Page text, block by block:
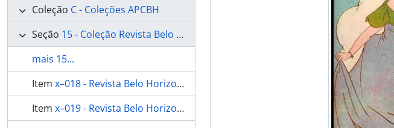
Coleção C - Coleções APCBH
Seção 15 - Coleção Revista Belo Horizonte
mais 15...
Item x–018 - Revista Belo Horizonte n.21
Item x–019 - Revista Belo Horizonte n.67